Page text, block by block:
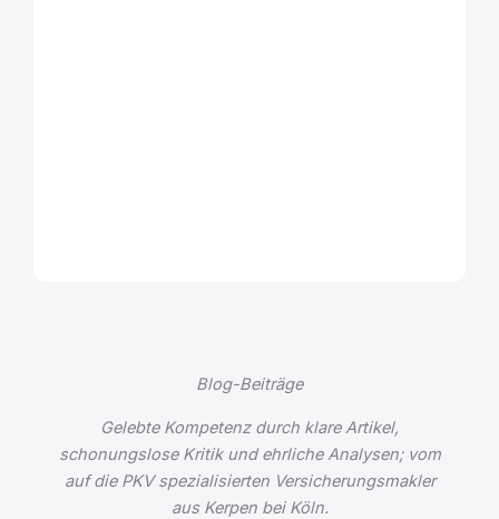
Blog-Beiträge
Gelebte Kompetenz durch klare Artikel,
schonungslose Kritik und ehrliche Analysen; vom
auf die PKV spezialisierten Versicherungsmakler
aus Kerpen bei Köln.